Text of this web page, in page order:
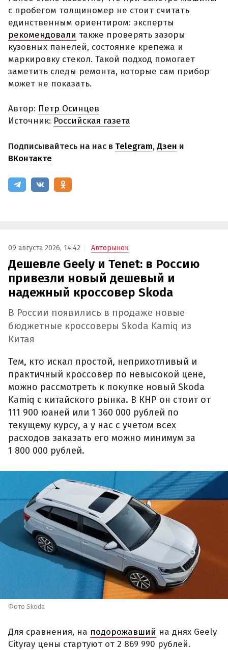
с пробегом толщиномер не стоит считать
единственным ориентиром: эксперты
рекомендовали также проверять зазоры
кузовных панелей, состояние крепежа и
маркировку стекол. Такой подход помогает
заметить следы ремонта, которые сам прибор
может не показать.
Автор: Петр Осинцев
Источник: Российская газета
Подписывайтесь на нас в Telegram,Дзен и
ВКонтакте
09 августа 2026, 14:42 Авторынок
Дешевле Geely и Tenet: в Россию
привезли новый дешевый и
надежный кроссовер Skoda
В России появились в продаже новые
бюджетные кроссоверы Skoda Kamiq из
Китая
Тем, кто искал простой, неприхотливый и
практичный кроссовер по невысокой цене,
можно рассмотреть к покупке новый Skoda
Kamiq с китайского рынка. В КНР он стоит от
111 900 юаней или 1 360 000 рублей по
текущему курсу, а у нас с учетом всех
расходов заказать его можно минимум за
1 800 000 рублей.
Фото Skoda
Для сравнения, на подорожавший на днях Geely
Cityray цены стартуют от 2 869 990 рублей.